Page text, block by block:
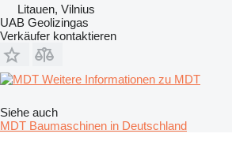
Litauen, Vilnius
UAB Geolizingas
Verkäufer kontaktieren
Weitere Informationen zu MDT
Siehe auch
MDT Baumaschinen in Deutschland